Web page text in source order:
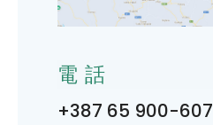
電話
+387 65 900-607